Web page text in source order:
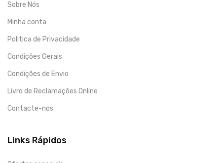
Sobre Nós
Minha conta
Politica de Privacidade
Condições Gerais
Condições de Envio
Livro de Reclamações Online
Contacte-nos
Links Rápidos